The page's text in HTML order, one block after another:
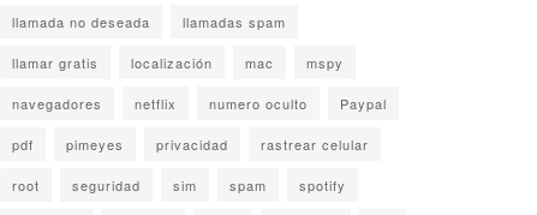
llamada no deseada llamadas spam
llamar gratis localización mac mspy
navegadores netflix numero oculto Paypal
pdf pimeyes privacidad rastrear celular
root seguridad sim spam spotify